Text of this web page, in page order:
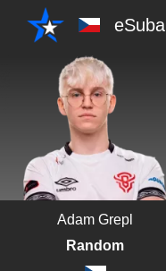
eSuba
Adam Grepl
Random